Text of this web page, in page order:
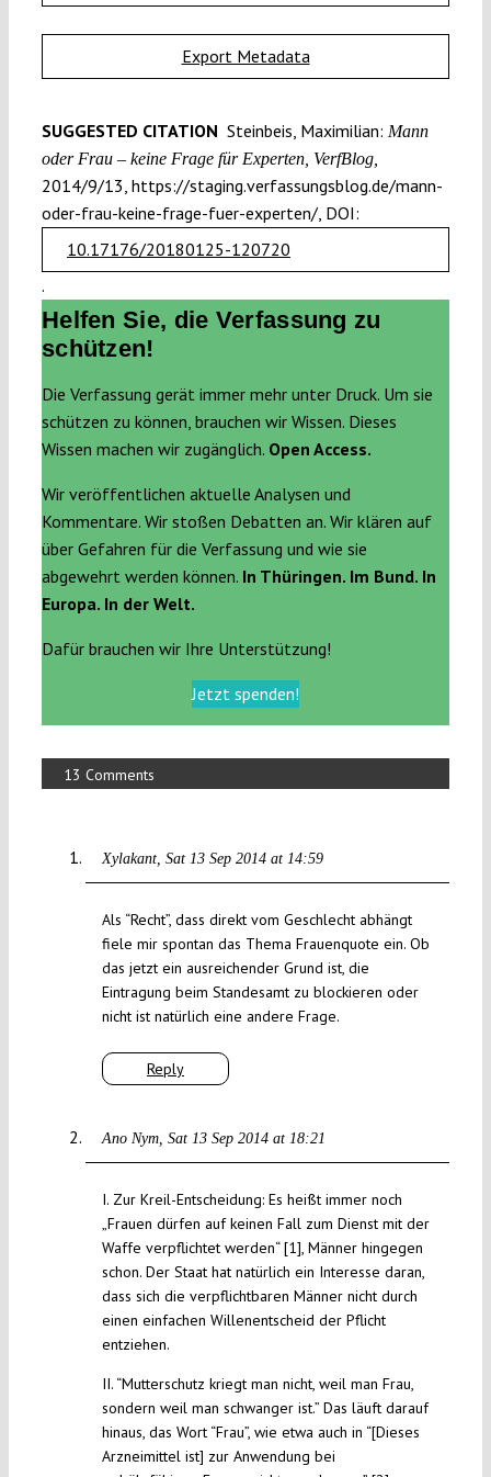
Export Metadata
SUGGESTED CITATION Steinbeis, Maximilian: Mann
oder Frau – keine Frage für Experten, VerfBlog,
2014/9/13, https://staging.verfassungsblog.de/mann-
oder-frau-keine-frage-fuer-experten/, DOI:
10.17176/20180125-120720
.
Helfen Sie, die Verfassung zu
schützen!
Die Verfassung gerät immer mehr unter Druck. Um sie
schützen zu können, brauchen wir Wissen. Dieses
Wissen machen wir zugänglich. Open Access.
Wir veröffentlichen aktuelle Analysen und
Kommentare. Wir stoßen Debatten an. Wir klären auf
über Gefahren für die Verfassung und wie sie
abgewehrt werden können. In Thüringen. Im Bund. In
Europa. In der Welt.
Dafür brauchen wir Ihre Unterstützung!
Jetzt spenden!
13 Comments
Xylakant Sat 13 Sep 2014 at 14:59
Reply
Als “Recht”, dass direkt vom Geschlecht abhängt
fiele mir spontan das Thema Frauenquote ein. Ob
das jetzt ein ausreichender Grund ist, die
Eintragung beim Standesamt zu blockieren oder
nicht ist natürlich eine andere Frage.
Ano Nym Sat 13 Sep 2014 at 18:21
I. Zur Kreil-Entscheidung: Es heißt immer noch
„Frauen dürfen auf keinen Fall zum Dienst mit der
Waffe verpflichtet werden“ [1], Männer hingegen
schon. Der Staat hat natürlich ein Interesse daran,
dass sich die verpflichtbaren Männer nicht durch
einen einfachen Willenentscheid der Pflicht
entziehen.
II. “Mutterschutz kriegt man nicht, weil man Frau,
sondern weil man schwanger ist.” Das läuft darauf
hinaus, das Wort “Frau”, wie etwa auch in “[Dieses
Arzneimittel ist] zur Anwendung bei